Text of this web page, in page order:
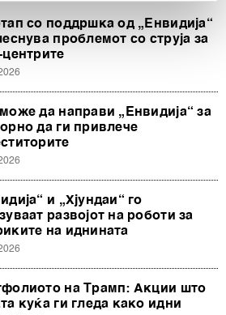
се HD-WIN ARENA SPORT
за податоците кои ги
за вашите права прочитајте во
приватност, а за колачињата и
воПолитиката на
во кој било момент можете
со клик на „Прикажи ги
последици.
со поддршка од „Енвидија“
проблемот со струја за
центрите
да направи „Енвидија“ за
да ги привлече
и „Хјундаи“ го
развојот на роботи за
на иднината
на Трамп: Акции што
куќа ги гледа како идни